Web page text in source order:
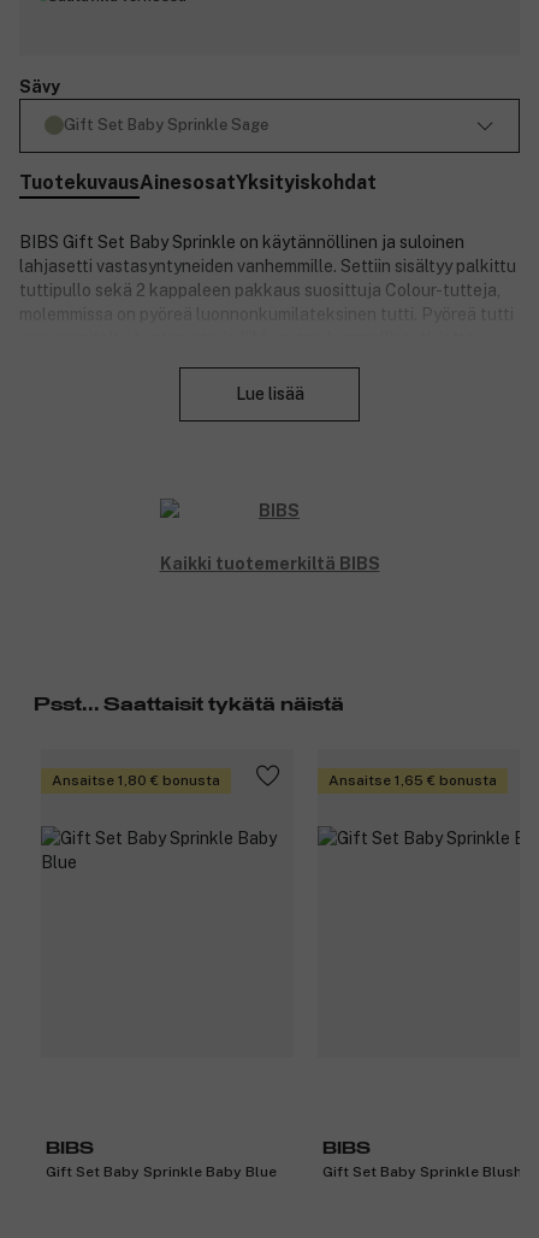
Sävy
Gift Set Baby Sprinkle Sage
TuotekuvausAinesosatYksityiskohdat
BIBS Gift Set Baby Sprinkle on käytännöllinen ja suloinen
lahjasetti vastasyntyneiden vanhemmille. Settiin sisältyy palkittu
tuttipullo sekä 2 kappaleen pakkaus suosittuja Colour-tutteja,
molemmissa on pyöreä luonnonkumilateksinen tutti. Pyöreä tutti
käytettäväksi 0 kuukaudesta alkaen ja toimitetaan kauniissa
virtaus ja 150 ml.
pyöreä tutti ja koko 1.
Lue lisää
Kaikki tuotemerkiltä BIBS
Psst... Saattaisit tykätä näistä
Ansaitse 1,80 € bonusta
BIBS
Gift Set Baby Sprinkle Baby Blue
Ansaitse 1,65 € bonusta
BIBS
Gift Set Baby Sprinkle Blush